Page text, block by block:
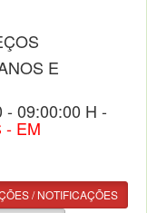
E
- 09:00:00 H -
- EM
/ NOTIFICAÇÕES